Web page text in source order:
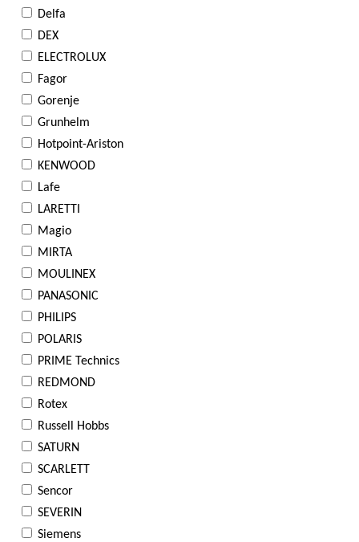
Delfa
DEX
ELECTROLUX
Fagor
Gorenje
Grunhelm
Hotpoint-Ariston
KENWOOD
Lafe
LARETTI
Magio
MIRTA
MOULINEX
PANASONIC
PHILIPS
POLARIS
PRIME Technics
REDMOND
Rotex
Russell Hobbs
SATURN
SCARLETT
Sencor
SEVERIN
Siemens